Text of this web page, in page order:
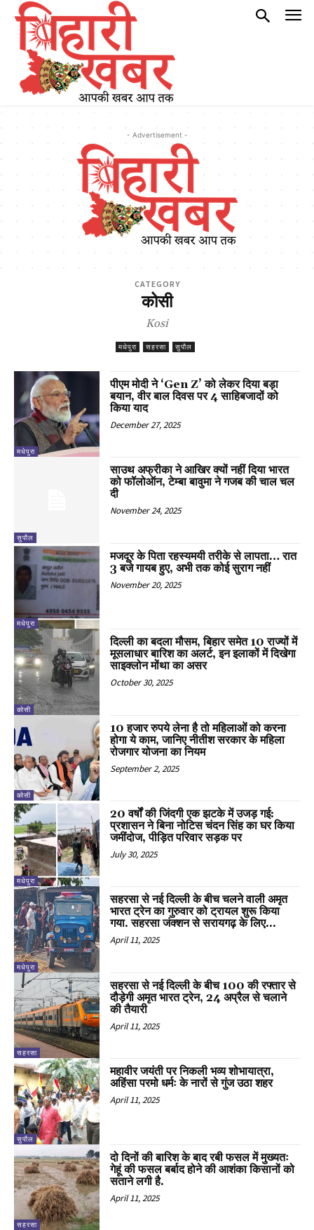
- Advertisement -
CATEGORY
कोसी
Kosi
मधेपुरा सहरसा सुपौल
मधेपुरा
पीएम मोदी ने ‘Gen Z’ को लेकर दिया बड़ा
बयान, वीर बाल दिवस पर 4 साहिबजादों को
किया याद
December 27, 2025
सुपौल
साउथ अफ्रीका ने आखिर क्यों नहीं दिया भारत
को फॉलोऑन, टेम्बा बावुमा ने गजब की चाल चल
दी
November 24, 2025
मधेपुरा
मजदूर के पिता रहस्यमयी तरीके से लापता… रात
3 बजे गायब हुए, अभी तक कोई सुराग नहीं
November 20, 2025
कोसी
दिल्ली का बदला मौसम, बिहार समेत 10 राज्यों में
मूसलाधार बारिश का अलर्ट, इन इलाकों में दिखेगा
साइक्लोन मोंथा का असर
October 30, 2025
कोसी
10 हजार रुपये लेना है तो महिलाओं को करना
होगा ये काम, जानिए नीतीश सरकार के महिला
रोजगार योजना का नियम
September 2, 2025
मधेपुरा
20 वर्षों की जिंदगी एक झटके में उजड़ गई:
प्रशासन ने बिना नोटिस चंदन सिंह का घर किया
जमींदोज, पीड़ित परिवार सड़क पर
July 30, 2025
मधेपुरा
सहरसा से नई दिल्ली के बीच चलने वाली अमृत
भारत ट्रेन का गुरुवार को ट्रायल शुरू किया
गया. सहरसा जंक्शन से सरायगढ़ के लिए...
April 11, 2025
सहरसा
सहरसा से नई दिल्ली के बीच 100 की रफ्तार से
दौड़ेगी अमृत भारत ट्रेन, 24 अप्रैल से चलाने
की तैयारी
April 11, 2025
सुपौल
महावीर जयंती पर निकली भव्य शोभायात्रा,
अहिंसा परमो धर्मः के नारों से गुंज उठा शहर
April 11, 2025
सहरसा
दो दिनों की बारिश के बाद रबी फसल में मुख्यतः
गेहूं की फसल बर्बाद होने की आशंका किसानों को
सताने लगी है.
April 11, 2025